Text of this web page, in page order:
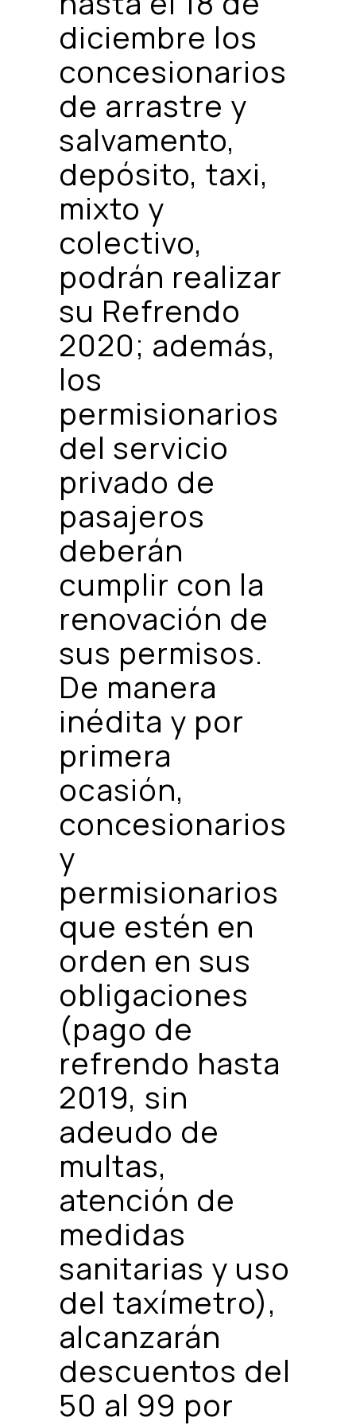
diciembre los
concesionarios
de arrastre y
salvamento,
depósito, taxi,
mixto y
colectivo,
podrán realizar
su Refrendo
2020; además,
los
permisionarios
del servicio
privado de
pasajeros
deberán
cumplir con la
renovación de
sus permisos.
De manera
inédita y por
primera
ocasión,
concesionarios
y
permisionarios
que estén en
orden en sus
obligaciones
(pago de
refrendo hasta
2019, sin
adeudo de
multas,
atención de
medidas
sanitarias y uso
del taxímetro),
alcanzarán
descuentos del
50 al 99 por